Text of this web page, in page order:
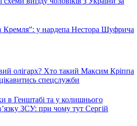
Кремля”: у нардепа Нестора Шуфрича
олігарх? Хто такий Максим Кріппа
спецслужби
в Генштабі та у колишнього
ЗСУ: при чому тут Сергій